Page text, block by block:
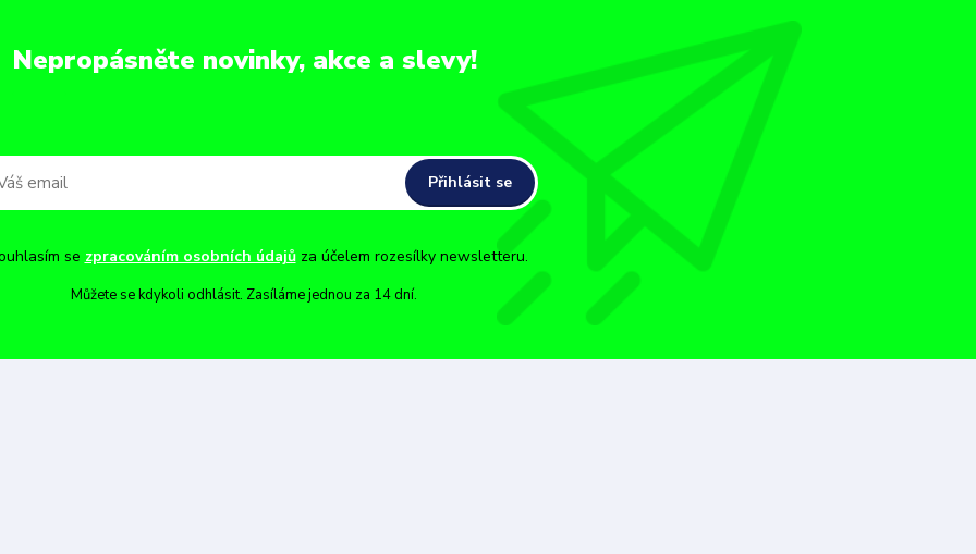
Nepropásněte novinky, akce a slevy!
Přihlásit se
se zpracováním osobních údajůza účelem rozesílky newsletteru.
Můžete se kdykoli odhlásit. Zasíláme jednou za 14 dní.